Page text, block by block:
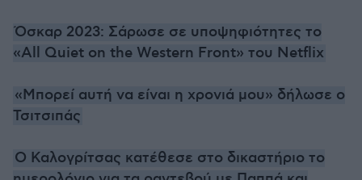
Όσκαρ 2023: Σάρωσε σε υποψηφιότητες το
«All Quiet on the Western Front» του Netflix
«Μπορεί αυτή να είναι η χρονιά μου» δήλωσε ο
Τσιτσιπάς
O Καλογρίτσας κατέθεσε στο δικαστήριο το